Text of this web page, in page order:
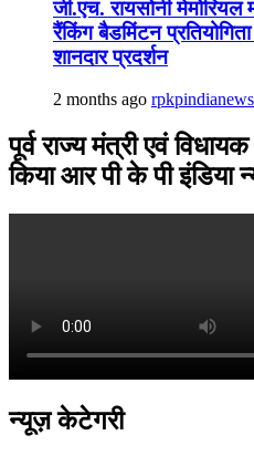
जी.एच. रायसोनी
रैंकिंग बैडमिंटन
शानदार प्रदर्शन
2 months ago
पूर्व राज्य मंत्री एवं
किया आर पी के पी इंडिया
न्यूज़ केटेगरी